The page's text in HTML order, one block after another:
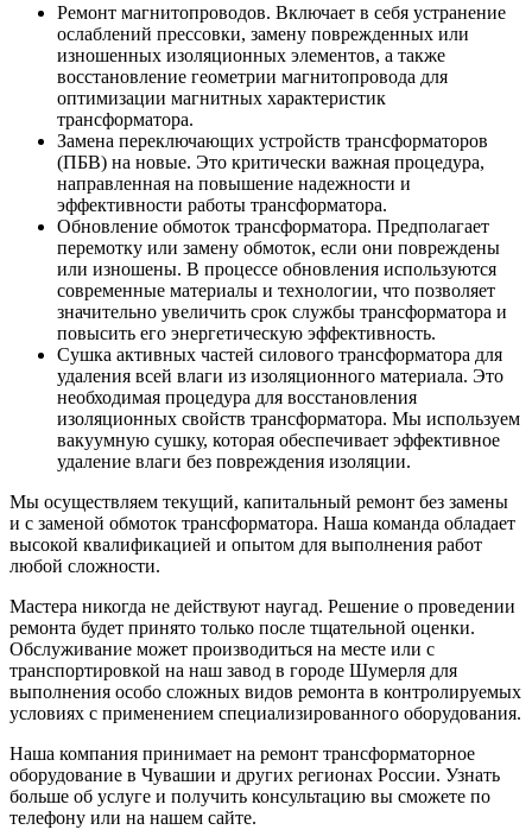
Ремонт магнитопроводов. Включает в себя устранение
ослаблений прессовки, замену поврежденных или
изношенных изоляционных элементов, а также
восстановление геометрии магнитопровода для
оптимизации магнитных характеристик
трансформатора.
Замена переключающих устройств трансформаторов
(ПБВ) на новые. Это критически важная процедура,
направленная на повышение надежности и
эффективности работы трансформатора.
Обновление обмоток трансформатора. Предполагает
перемотку или замену обмоток, если они повреждены
или изношены. В процессе обновления используются
современные материалы и технологии, что позволяет
значительно увеличить срок службы трансформатора и
повысить его энергетическую эффективность.
Сушка активных частей силового трансформатора для
удаления всей влаги из изоляционного материала. Это
необходимая процедура для восстановления
изоляционных свойств трансформатора. Мы используем
вакуумную сушку, которая обеспечивает эффективное
удаление влаги без повреждения изоляции.
Мы осуществляем текущий, капитальный ремонт без замены
и с заменой обмоток трансформатора. Наша команда обладает
высокой квалификацией и опытом для выполнения работ
любой сложности.
Мастера никогда не действуют наугад. Решение о проведении
ремонта будет принято только после тщательной оценки.
Обслуживание может производиться на месте или с
транспортировкой на наш завод в городе Шумерля для
выполнения особо сложных видов ремонта в контролируемых
условиях с применением специализированного оборудования.
Наша компания принимает на ремонт трансформаторное
оборудование в Чувашии и других регионах России. Узнать
больше об услуге и получить консультацию вы сможете по
телефону или на нашем сайте.